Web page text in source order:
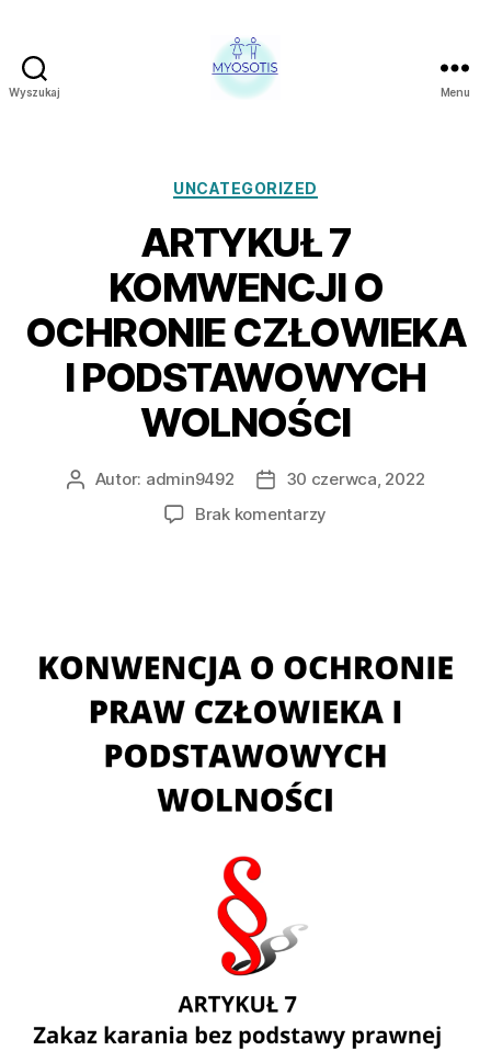
Wyszukaj
CZŁOWIEKA
POLSCE
MYOSOTIS
Menu
Kategorie
UNCATEGORIZED
ARTYKUŁ 7
KOMWENCJI O
OCHRONIE CZŁOWIEKA
I PODSTAWOWYCH
WOLNOŚCI
AutorAutor: admin9492
Data
wpisu
30 czerwca, 2022
Brak komentarzy
CZŁOWIEKA
I
PODSTAWOWYCH
WOLNOŚCI